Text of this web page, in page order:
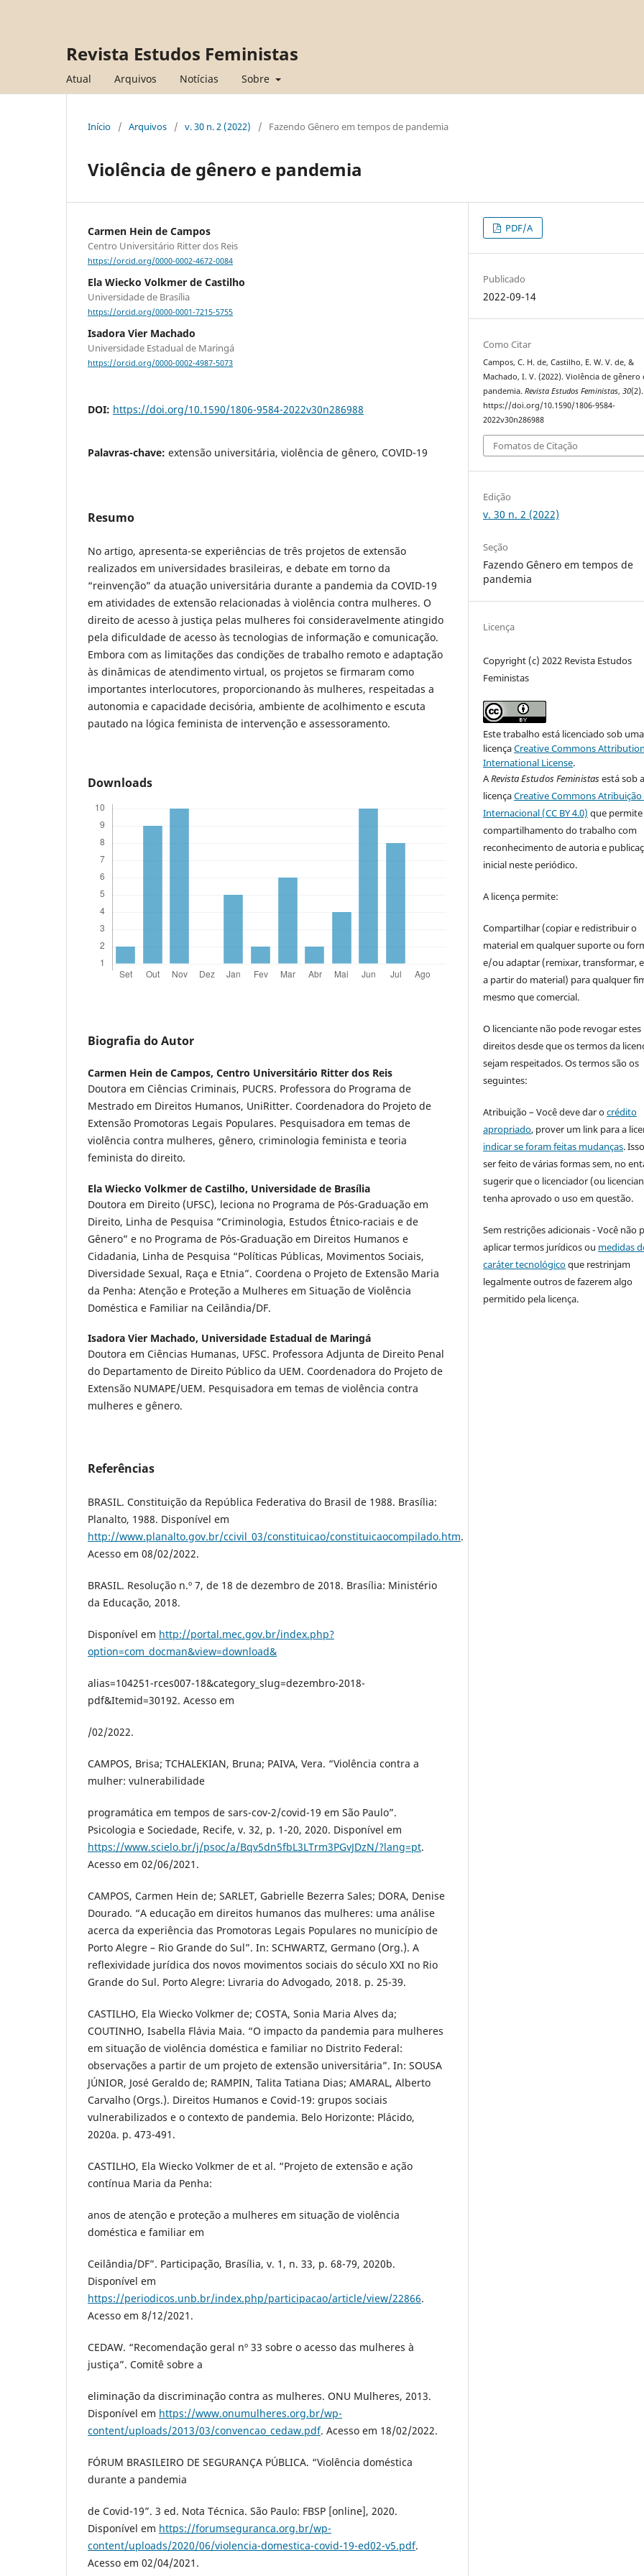
Revista Estudos Feministas
Atual Arquivos Notícias Sobre
Início / Arquivos / v. 30 n. 2 (2022) / Fazendo Gênero em tempos de pandemia
Violência de gênero e pandemia
Carmen Hein de Campos
Centro Universitário Ritter dos Reis
https://orcid.org/0000-0002-4672-0084
Ela Wiecko Volkmer de Castilho
Universidade de Brasília
https://orcid.org/0000-0001-7215-5755
Isadora Vier Machado
Universidade Estadual de Maringá
https://orcid.org/0000-0002-4987-5073
DOI: https://doi.org/10.1590/1806-9584-2022v30n286988
Palavras-chave: extensão universitária, violência de gênero, COVID-19
Resumo
No artigo, apresenta-se experiências de três projetos de extensão
realizados em universidades brasileiras, e debate em torno da
“reinvenção” da atuação universitária durante a pandemia da COVID-19
em atividades de extensão relacionadas à violência contra mulheres. O
direito de acesso à justiça pelas mulheres foi consideravelmente atingido
pela dificuldade de acesso às tecnologias de informação e comunicação.
Embora com as limitações das condições de trabalho remoto e adaptação
às dinâmicas de atendimento virtual, os projetos se firmaram como
importantes interlocutores, proporcionando às mulheres, respeitadas a
autonomia e capacidade decisória, ambiente de acolhimento e escuta
pautado na lógica feminista de intervenção e assessoramento.
Downloads
Biografia do Autor
Carmen Hein de Campos, Centro Universitário Ritter dos Reis
Doutora em Ciências Criminais, PUCRS. Professora do Programa de
Mestrado em Direitos Humanos, UniRitter. Coordenadora do Projeto de
Extensão Promotoras Legais Populares. Pesquisadora em temas de
violência contra mulheres, gênero, criminologia feminista e teoria
feminista do direito.
Ela Wiecko Volkmer de Castilho, Universidade de Brasília
Doutora em Direito (UFSC), leciona no Programa de Pós-Graduação em
Direito, Linha de Pesquisa “Criminologia, Estudos Étnico-raciais e de
Gênero” e no Programa de Pós-Graduação em Direitos Humanos e
Cidadania, Linha de Pesquisa “Políticas Públicas, Movimentos Sociais,
Diversidade Sexual, Raça e Etnia”. Coordena o Projeto de Extensão Maria
da Penha: Atenção e Proteção a Mulheres em Situação de Violência
Doméstica e Familiar na Ceilândia/DF.
Isadora Vier Machado, Universidade Estadual de Maringá
Doutora em Ciências Humanas, UFSC. Professora Adjunta de Direito Penal
do Departamento de Direito Público da UEM. Coordenadora do Projeto de
Extensão NUMAPE/UEM. Pesquisadora em temas de violência contra
mulheres e gênero.
Referências
BRASIL. Constituição da República Federativa do Brasil de 1988. Brasília:
Planalto, 1988. Disponível em
http://www.planalto.gov.br/ccivil_03/constituicao/constituicaocompilado.htm.
Acesso em 08/02/2022.
BRASIL. Resolução n.º 7, de 18 de dezembro de 2018. Brasília: Ministério
da Educação, 2018.
Disponível em http://portal.mec.gov.br/index.php?
option=com_docman&view=download&
alias=104251-rces007-18&category_slug=dezembro-2018-
pdf&Itemid=30192. Acesso em
/02/2022.
CAMPOS, Brisa; TCHALEKIAN, Bruna; PAIVA, Vera. “Violência contra a
mulher: vulnerabilidade
programática em tempos de sars-cov-2/covid-19 em São Paulo”.
Psicologia e Sociedade, Recife, v. 32, p. 1-20, 2020. Disponível em
https://www.scielo.br/j/psoc/a/Bqv5dn5fbL3LTrm3PGvJDzN/?lang=pt.
Acesso em 02/06/2021.
CAMPOS, Carmen Hein de; SARLET, Gabrielle Bezerra Sales; DORA, Denise
Dourado. “A educação em direitos humanos das mulheres: uma análise
acerca da experiência das Promotoras Legais Populares no município de
Porto Alegre – Rio Grande do Sul”. In: SCHWARTZ, Germano (Org.). A
reflexividade jurídica dos novos movimentos sociais do século XXI no Rio
Grande do Sul. Porto Alegre: Livraria do Advogado, 2018. p. 25-39.
CASTILHO, Ela Wiecko Volkmer de; COSTA, Sonia Maria Alves da;
COUTINHO, Isabella Flávia Maia. “O impacto da pandemia para mulheres
em situação de violência doméstica e familiar no Distrito Federal:
observações a partir de um projeto de extensão universitária”. In: SOUSA
JÚNIOR, José Geraldo de; RAMPIN, Talita Tatiana Dias; AMARAL, Alberto
Carvalho (Orgs.). Direitos Humanos e Covid-19: grupos sociais
vulnerabilizados e o contexto de pandemia. Belo Horizonte: Plácido,
2020a. p. 473-491.
CASTILHO, Ela Wiecko Volkmer de et al. “Projeto de extensão e ação
contínua Maria da Penha:
anos de atenção e proteção a mulheres em situação de violência
doméstica e familiar em
Ceilândia/DF”. Participação, Brasília, v. 1, n. 33, p. 68-79, 2020b.
Disponível em
https://periodicos.unb.br/index.php/participacao/article/view/22866.
Acesso em 8/12/2021.
CEDAW. “Recomendação geral nº 33 sobre o acesso das mulheres à
justiça”. Comitê sobre a
eliminação da discriminação contra as mulheres. ONU Mulheres, 2013.
Disponível em https://www.onumulheres.org.br/wp-
content/uploads/2013/03/convencao_cedaw.pdf. Acesso em 18/02/2022.
FÓRUM BRASILEIRO DE SEGURANÇA PÚBLICA. “Violência doméstica
durante a pandemia
de Covid-19”. 3 ed. Nota Técnica. São Paulo: FBSP [online], 2020.
Disponível em https://forumseguranca.org.br/wp-
content/uploads/2020/06/violencia-domestica-covid-19-ed02-v5.pdf.
Acesso em 02/04/2021.
PDF/A
Publicado
2022-09-14
Como Citar
Campos, C. H. de, Castilho, E. W. V. de, &
Machado, I. V. (2022). Violência de gênero
pandemia.Revista Estudos Feministas,30(2).
https://doi.org/10.1590/1806-9584-
2022v30n286988
Fomatos de Citação
Edição
v. 30 n. 2 (2022)
Seção
Fazendo Gênero em tempos de
pandemia
Licença
Copyright (c) 2022 Revista Estudos
Feministas
Este trabalho está licenciado sob uma
licençaCreative Commons
International License.
ARevista Estudos Feministasestá sob a
licençaCreative Commons Atribuição
Internacional (CC BY 4.0) que
compartilhamento do trabalho com
reconhecimento de autoria e
inicial neste periódico.
A licença permite:
Compartilhar (copiar e redistribuir o
material em qualquer suporte ou
e/ou adaptar (remixar, transformar,
a partir do material) para qualquer
mesmo que comercial.
O licenciante não pode revogar estes
direitos desde que os termos da
sejam respeitados. Os termos são os
seguintes:
Atribuição – Você deve dar ocrédito
apropriado, prover um link para a
indicar se foram feitas mudanças.
ser feito de várias formas sem, no
sugerir que o licenciador (ou
tenha aprovado o uso em questão.
Sem restrições adicionais - Você não
aplicar termos jurídicos ou medidas
caráter tecnológicoque restrinjam
legalmente outros de fazerem algo
permitido pela licença.